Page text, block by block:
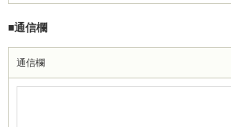
■通信欄
通信欄